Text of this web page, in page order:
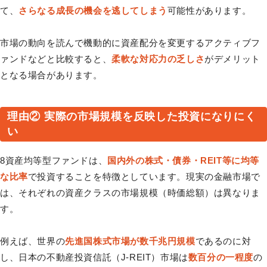
て、
さらなる成長の機会を逃してしまう 可能性があります。
市場の動向を読んで機動的に資産配分を変更するアクティブフ
ァンドなどと比較すると、柔軟な対応力の乏しさがデメリット
となる場合があります。
理由② 実際の市場規模を反映した投資になりにく
い
8資産均等型ファンドは、
国内外の株式・債券・REIT等に均等
な⽐率で投資することを特徴としています。現実の金融市場で
は、それぞれの資産クラスの市場規模（時価総額）は異なりま
す。
例えば、世界の先進国株式市場が数千兆円規模であるのに対
し、日本の不動産投資信託（J-REIT）市場は数百分の一程度の